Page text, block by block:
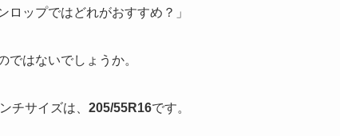
ロップではどれがおすすめ？」
ではないでしょうか。
チサイズは、 205/55R16です。